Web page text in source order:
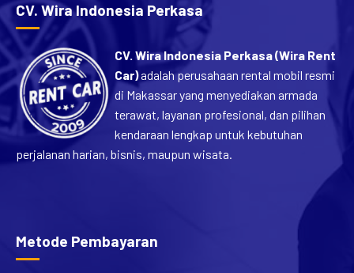
CV. Wira Indonesia Perkasa
CV. Wira Indonesia Perkasa (Wira Rent
Car)adalah perusahaan rental mobil resmi
di Makassar yang menyediakan armada
terawat, layanan profesional, dan pilihan
kendaraan lengkap untuk kebutuhan
perjalanan harian, bisnis, maupun wisata.
Metode Pembayaran